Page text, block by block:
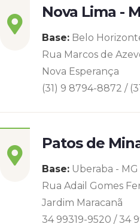
Nova Lima -
Base: Belo
Rua Marcos de
Nova Esperança
(31) 9 8794-8872 /
Patos de
Base: Uberaba - MG
Rua Adail Gomes
Jardim Maracanã
34 99319-9520 / 34